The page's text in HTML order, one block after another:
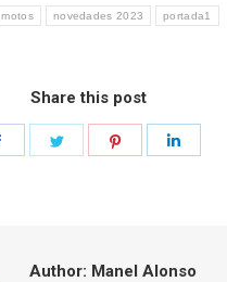
motos novedades 2023 portada1
Share this post
Author: Manel Alonso